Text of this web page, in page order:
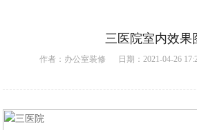
三医院室内效果
作者： 办公室装修 日期：2021-04-26